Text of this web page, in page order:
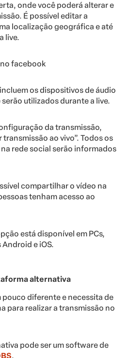
onde você poderá alterar e
É possível editar a
localização geográfica e até
live.
os dispositivos de áudio
utilizados durante a live.
da transmissão,
ao vivo”. Todos os
rede social serão informados
compartilhar o vídeo na
tenham acesso ao
está disponível em PCs,
e iOS.
alternativa
pouco diferente e necessita de
para realizar a transmissão no
pode ser um software de
.